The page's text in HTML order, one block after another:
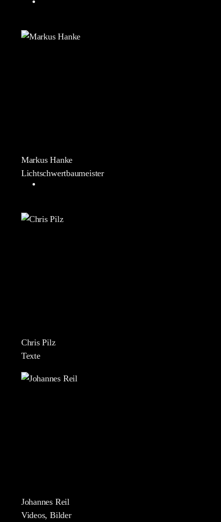
Markus Hanke
Lichtschwertbaumeister
Chris Pilz
Texte
Johannes Reil
Videos, Bilder